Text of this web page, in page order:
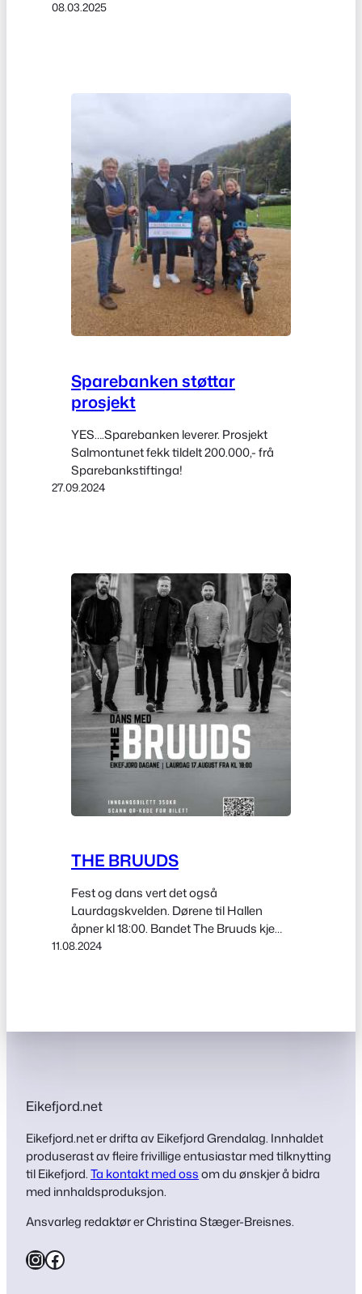
08.03.2025
Sparebanken støttar
prosjekt
YES….Sparebanken leverer. Prosjekt
Salmontunet fekk tildelt 200.000,- frå
Sparebankstiftinga!
27.09.2024
THE BRUUDS
Fest og dans vert det også
Laurdagskvelden. Dørene til Hallen
åpner kl 18:00. Bandet The Bruuds kjem
på scena kl 22:30. The Bruuds kjem til
Bergen i Vest til…
11.08.2024
Eikefjord.net
Eikefjord.net er drifta av Eikefjord Grendalag. Innhaldet
produserast av fleire frivillige entusiastar med tilknytting
til Eikefjord.Ta kontakt med ossom du ønskjer å bidra
med innhaldsproduksjon.
Ansvarleg redaktør er Christina Stæger-Breisnes.
InstagramFacebook